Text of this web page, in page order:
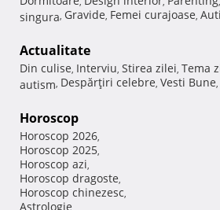
singura, Gravide, Femei curajoase,
Actualitate
Din culise, Interviu, Stirea zilei, Tema
autism, Despărţiri celebre, Vesti Bune,
Horoscop
Horoscop 2026,
Horoscop 2025,
Horoscop azi,
Horoscop dragoste,
Horoscop chinezesc,
Astrologie